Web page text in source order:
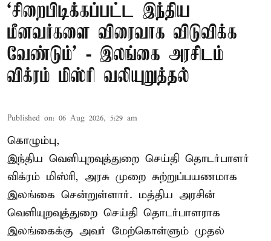
‘சிறைபிடிக்கப்பட்ட இந்திய
மீனவர்களை விரைவாக விடுவிக்க
வேண்டும்' - இலங்கை அரசிடம்
விக்ரம் மிஸ்ரி வலியுறுத்தல்
Published on: 06 Aug 2026, 5:29 am
கொழும்பு,
இந்திய வெளியுறவுத்துறை செய்தி தொடர்பாளர்
விக்ரம் மிஸ்ரி, அரசு முறை சுற்றுப்பயணமாக
இலங்கை சென்றுள்ளார். மத்திய அரசின்
வெளியுறவுத்துறை செய்தி தொடர்பாளராக
இலங்கைக்கு அவர் மேற்கொள்ளும் முதல்